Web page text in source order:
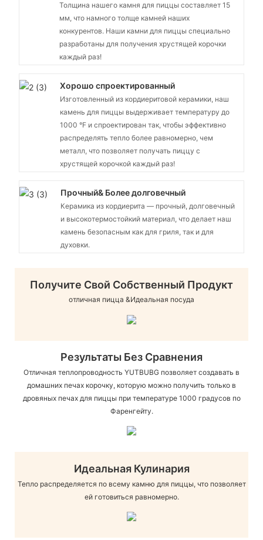
Толщина нашего камня для пиццы составляет 15
мм, что намного толще камней наших
конкурентов. Наши камни для пиццы специально
разработаны для получения хрустящей корочки
каждый раз!
Хорошо спроектированный
Изготовленный из кордиеритовой керамики, наш
камень для пиццы выдерживает температуру до
1000 °F и спроектирован так, чтобы эффективно
распределять тепло более равномерно, чем
металл, что позволяет получать пиццу с
хрустящей корочкой каждый раз!
Прочный& Более долговечный
Керамика из кордиерита — прочный, долговечный
и высокотермостойкий материал, что делает наш
камень безопасным как для гриля, так и для
духовки.
Получите Свой Собственный Продукт
отличная пицца &Идеальная посуда
Результаты Без Сравнения
Отличная теплопроводность YUTBUBG позволяет создавать в
домашних печах корочку, которую можно получить только в
дровяных печах для пиццы при температуре 1000 градусов по
Фаренгейту.
Идеальная Кулинария
Тепло распределяется по всему камню для пиццы, что позволяет
ей готовиться равномерно.